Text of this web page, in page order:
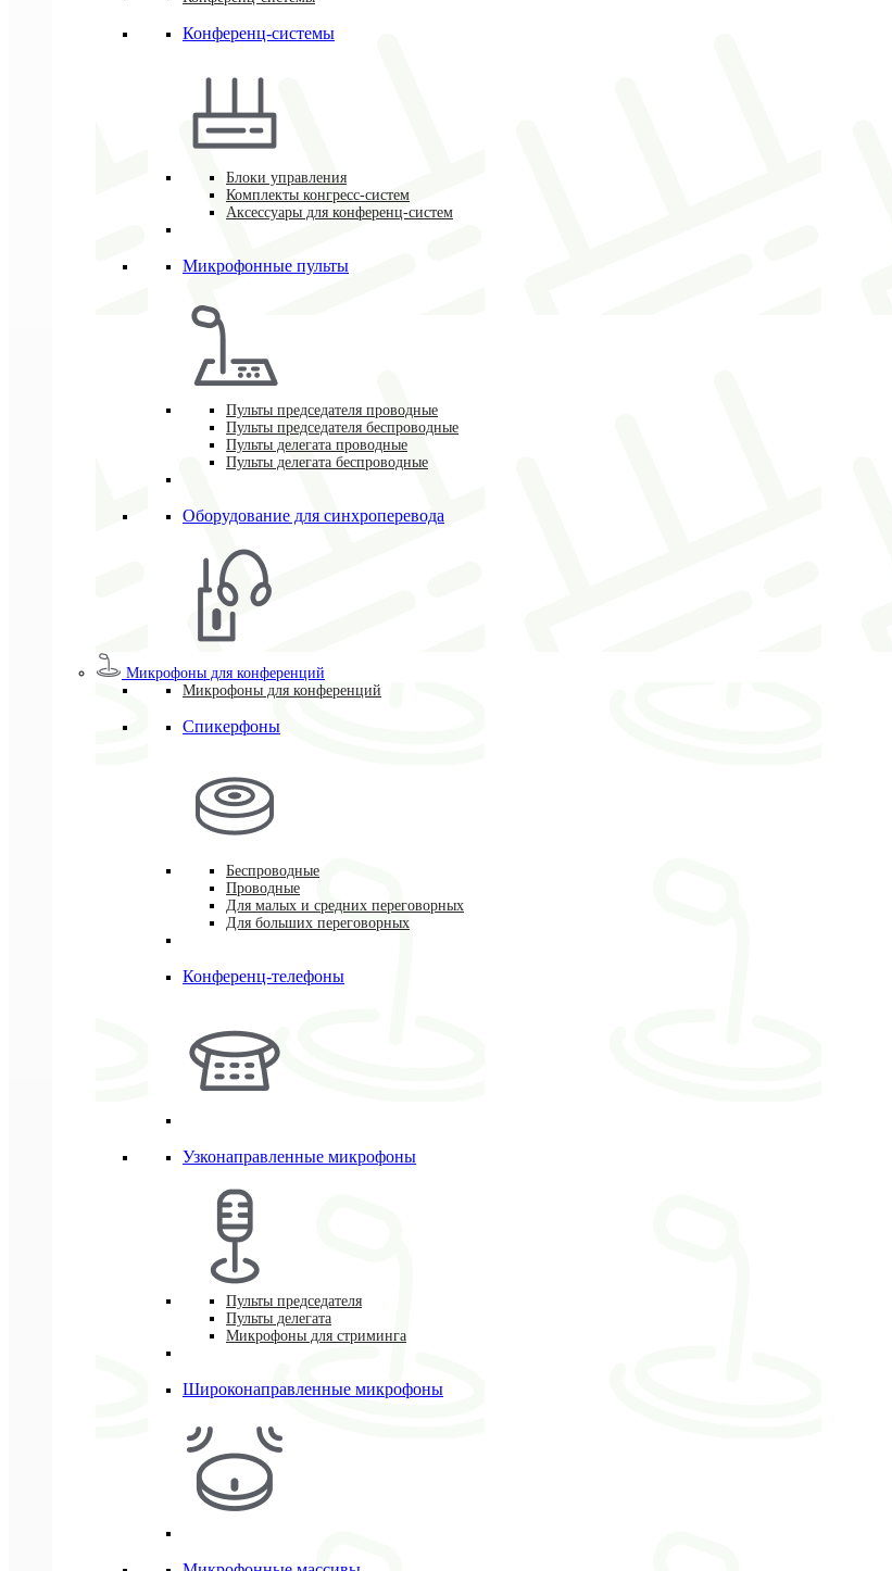
Конференц-системы
Блоки управления
Комплекты конгресс-систем
Аксессуары для конференц-систем
Микрофонные пульты
Пульты председателя проводные
Пульты председателя беспроводные
Пульты делегата проводные
Пульты делегата беспроводные
Оборудование для синхроперевода
Микрофоны для конференций
Микрофоны для конференций
Спикерфоны
Беспроводные
Проводные
Для малых и средних переговорных
Для больших переговорных
Конференц-телефоны
Узконаправленные микрофоны
Пульты председателя
Пульты делегата
Микрофоны для стриминга
Широконаправленные микрофоны